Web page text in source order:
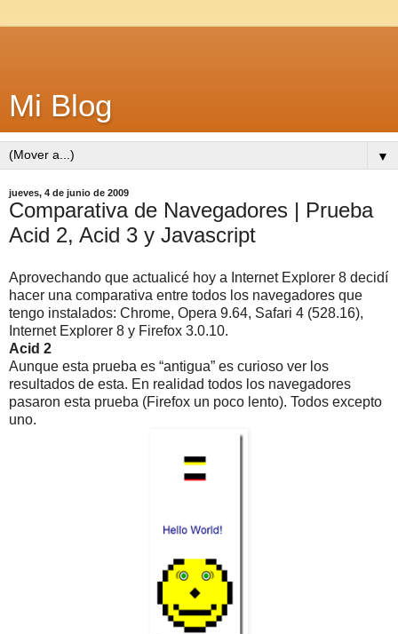
Mi Blog
▼
jueves, 4 de junio de 2009
Comparativa de Navegadores | Prueba
Acid 2, Acid 3 y Javascript
Aprovechando que actualicé hoy a Internet Explorer 8 decidí
hacer una comparativa entre todos los navegadores que
tengo instalados: Chrome, Opera 9.64, Safari 4 (528.16),
Internet Explorer 8 y Firefox 3.0.10.
Acid 2
Aunque esta prueba es “antigua” es curioso ver los
resultados de esta. En realidad todos los navegadores
pasaron esta prueba (Firefox un poco lento). Todos excepto
uno.